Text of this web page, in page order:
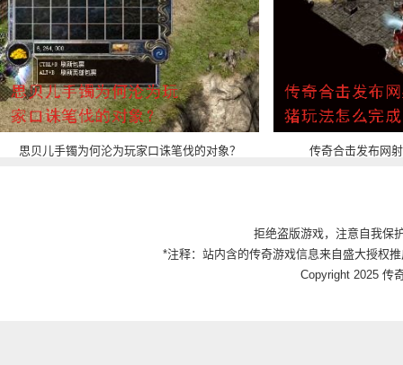
思贝儿手镯为何沦为玩家口诛笔伐的对象？ 传奇合击发布网
拒绝盗版游戏，注意自我保
*注释：站内含的传奇游戏信息来自盛大授权
Copyright 2025 传